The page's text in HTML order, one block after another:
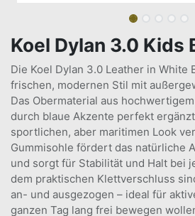
Koel Dylan 3.0 Kids
Die Koel Dylan 3.0 Leather in White
frischen, modernen Stil mit
Das Obermaterial aus
durch blaue Akzente perfekt
sportlichen, aber maritimen Look
Gummisohle fördert das natürliche
und sorgt für Stabilität und Halt bei
dem praktischen Klettverschluss
an- und ausgezogen – ideal für
ganzen Tag lang frei bewegen